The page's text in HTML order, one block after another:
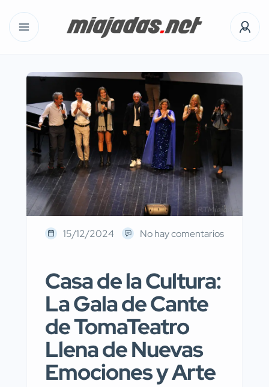
15/12/2024 No hay comentarios
Casa de la Cultura:
La Gala de Cante
de TomaTeatro
Llena de Nuevas
Emociones y Arte